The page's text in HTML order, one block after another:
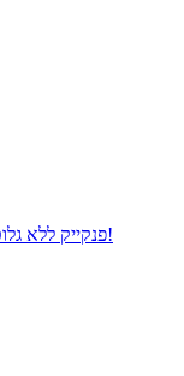
פנקייק ללא גלוטן מקמח שיבולת שועל וקינמון - קל ומהיר להכנה!